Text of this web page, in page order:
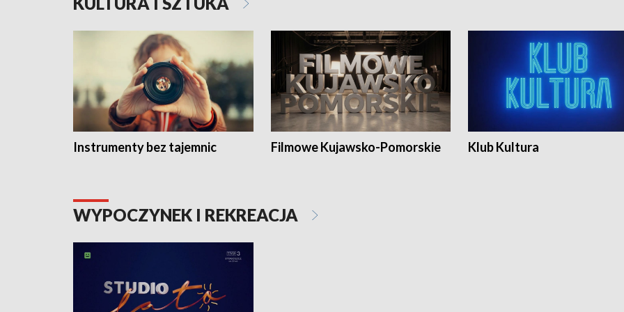
Instrumenty bez tajemnic Filmowe Kujawsko-Pomorskie Klub Kultura
WYPOCZYNEK I REKREACJA